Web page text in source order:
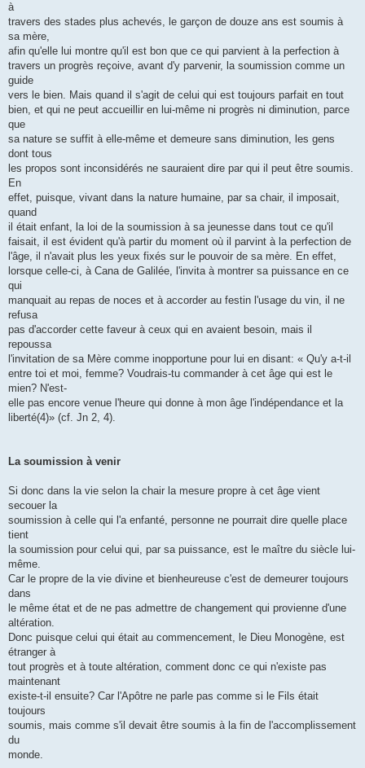
à
travers des stades plus achevés, le garçon de douze ans est soumis à
sa mère,
afin qu'elle lui montre qu'il est bon que ce qui parvient à la perfection à
travers un progrès reçoive, avant d'y parvenir, la soumission comme un
guide
vers le bien. Mais quand il s'agit de celui qui est toujours parfait en tout
bien, et qui ne peut accueillir en lui-même ni progrès ni diminution, parce
que
sa nature se suffit à elle-même et demeure sans diminution, les gens
dont tous
les propos sont inconsidérés ne sauraient dire par qui il peut être soumis.
En
effet, puisque, vivant dans la nature humaine, par sa chair, il imposait,
quand
il était enfant, la loi de la soumission à sa jeunesse dans tout ce qu'il
faisait, il est évident qu'à partir du moment où il parvint à la perfection de
l'âge, il n'avait plus les yeux fixés sur le pouvoir de sa mère. En effet,
lorsque celle-ci, à Cana de Galilée, l'invita à montrer sa puissance en ce
qui
manquait au repas de noces et à accorder au festin l'usage du vin, il ne
refusa
pas d'accorder cette faveur à ceux qui en avaient besoin, mais il
repoussa
l'invitation de sa Mère comme inopportune pour lui en disant: « Qu'y a-t-il
entre toi et moi, femme? Voudrais-tu commander à cet âge qui est le
mien? N'est-
elle pas encore venue l'heure qui donne à mon âge l'indépendance et la
liberté(4)» (cf. Jn 2, 4).
La soumission à venir
Si donc dans la vie selon la chair la mesure propre à cet âge vient
secouer la
soumission à celle qui l'a enfanté, personne ne pourrait dire quelle place
tient
la soumission pour celui qui, par sa puissance, est le maître du siècle lui-
même.
Car le propre de la vie divine et bienheureuse c'est de demeurer toujours
dans
le même état et de ne pas admettre de changement qui provienne d'une
altération.
Donc puisque celui qui était au commencement, le Dieu Monogène, est
étranger à
tout progrès et à toute altération, comment donc ce qui n'existe pas
maintenant
existe-t-il ensuite? Car l'Apôtre ne parle pas comme si le Fils était
toujours
soumis, mais comme s'il devait être soumis à la fin de l'accomplissement
du
monde.